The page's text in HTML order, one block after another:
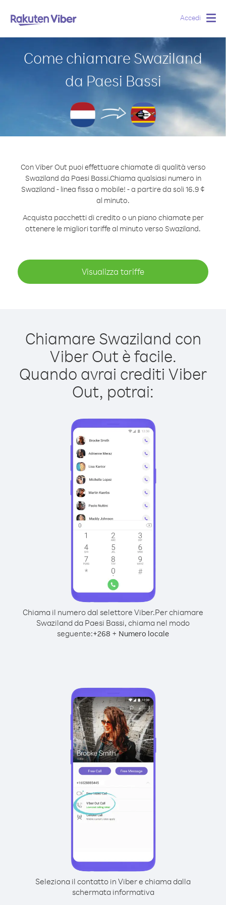
Accedi
Come chiamare Swaziland
da Paesi Bassi
Con Viber Out puoi effettuare chiamate di qualità verso
Swaziland da Paesi Bassi.Chiama qualsiasi numero in
Swaziland - linea fissa o mobile! - a partire da soli 16.9 ¢
al minuto.
Acquista pacchetti di credito o un piano chiamate per
ottenere le migliori tariffe al minuto verso Swaziland.
Visualizza tariffe
Chiamare Swaziland con
Viber Out è facile.
Quando avrai crediti Viber
Out, potrai:
Chiama il numero dal selettore Viber.Per chiamare
Swaziland da Paesi Bassi, chiama nel modo
seguente:+268 + Numero locale
Seleziona il contatto in Viber e chiama dalla
schermata informativa